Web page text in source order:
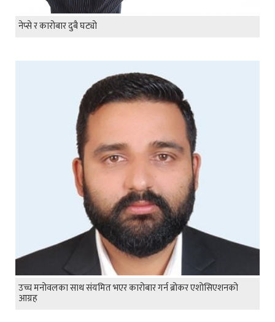
नेप्से र कारोबार दुबै घट्यो
उच्च मनोवलका साथ संयमित भएर कारोबार गर्न ब्रोकर एशोसिएशनको
आग्रह